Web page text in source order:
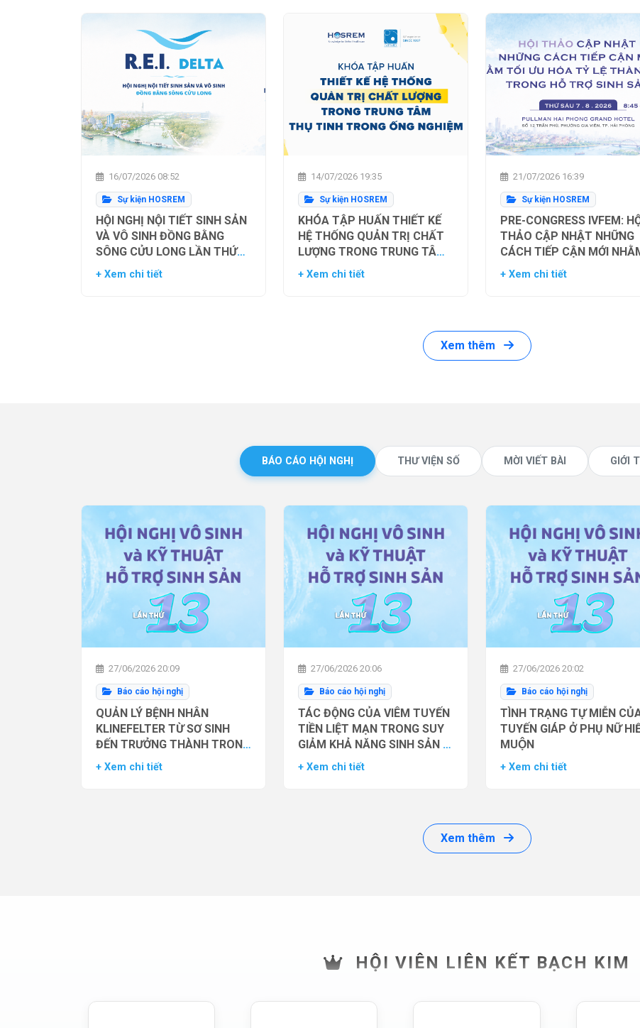
16/07/2026 08:52
Sự kiện HOSREM
HỘI NGHỊ NỘI TIẾT SINH SẢN
VÀ VÔ SINH ĐỒNG BẰNG
SÔNG CỬU LONG LẦN THỨ
NHẤT
+ Xem chi tiết
14/07/2026 19:35
Sự kiện HOSREM
KHÓA TẬP HUẤN THIẾT KẾ
HỆ THỐNG QUẢN TRỊ CHẤT
LƯỢNG TRONG TRUNG TÂM
THỤ TINH TRONG ỐNG
+ Xem chi tiết
21/07/2026 16:39
Sự kiện HOSREM
PRE-CONGRESS IVFEM:
THẢO CẬP NHẬT NHỮNG
CÁCH TIẾP CẬN MỚI
TỐI ƯU HÓA TỶ LỆ THÀNH
+ Xem chi tiết
Xem thêm
BÁO CÁO HỘI NGHỊ THƯ VIỆN SỐ MỜI VIẾT BÀI GIỚI
27/06/2026 20:09
Báo cáo hội nghị
QUẢN LÝ BỆNH NHÂN
KLINEFELTER TỪ SƠ SINH
ĐẾN TRƯỞNG THÀNH TRONG
THỰC HÀNH HỖ TRỢ SINH
+ Xem chi tiết
27/06/2026 20:06
Báo cáo hội nghị
TÁC ĐỘNG CỦA VIÊM TUYẾN
TIỀN LIỆT MẠN TRONG SUY
GIẢM KHẢ NĂNG SINH SẢN Ở
NAM GIỚI
+ Xem chi tiết
27/06/2026 20:02
Báo cáo hội nghị
TÌNH TRẠNG TỰ MIỄN
TUYẾN GIÁP Ở PHỤ NỮ
MUỘN
+ Xem chi tiết
Xem thêm
HỘI VIÊN LIÊN KẾT BẠCH KIM